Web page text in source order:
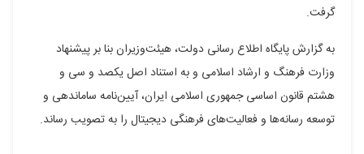
گرفت.
به گزارش پایگاه اطلاع رسانی دولت، هیئت‌وزیران بنا بر پیشنهاد
وزارت فرهنگ و ارشاد اسلامی و به استناد اصل یکصد و سی و
هشتم قانون اساسی جمهوری اسلامی ایران، آیین‌نامه ساماندهی و
توسعه رسانه‌ها و فعالیت‌های فرهنگی دیجیتال را به تصویب رساند.